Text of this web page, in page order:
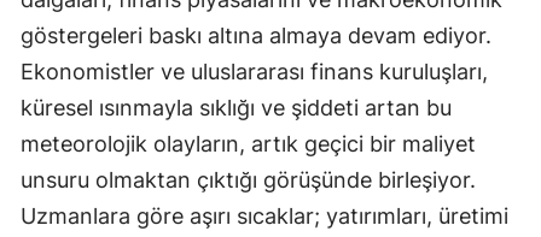
göstergeleri baskı altına almaya devam ediyor.
Ekonomistler ve uluslararası finans kuruluşları,
küresel ısınmayla sıklığı ve şiddeti artan bu
meteorolojik olayların, artık geçici bir maliyet
unsuru olmaktan çıktığı görüşünde birleşiyor.
Uzmanlara göre aşırı sıcaklar; yatırımları, üretimi